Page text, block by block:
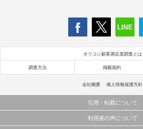
オリコン顧客満足度調査とは
調査方法 掲載規約
会社概要 個人情報保護方針
引用・転載について
当サイトで公開されている情報（文字、写真、イラスト、画
利用者の声について